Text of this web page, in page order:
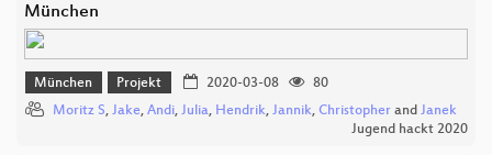
München
München Projekt 2020-03-08
80
Moritz S, Jake, Andi, Julia, Hendrik, Jannik, Christopher and Janek
Jugend hackt 2020